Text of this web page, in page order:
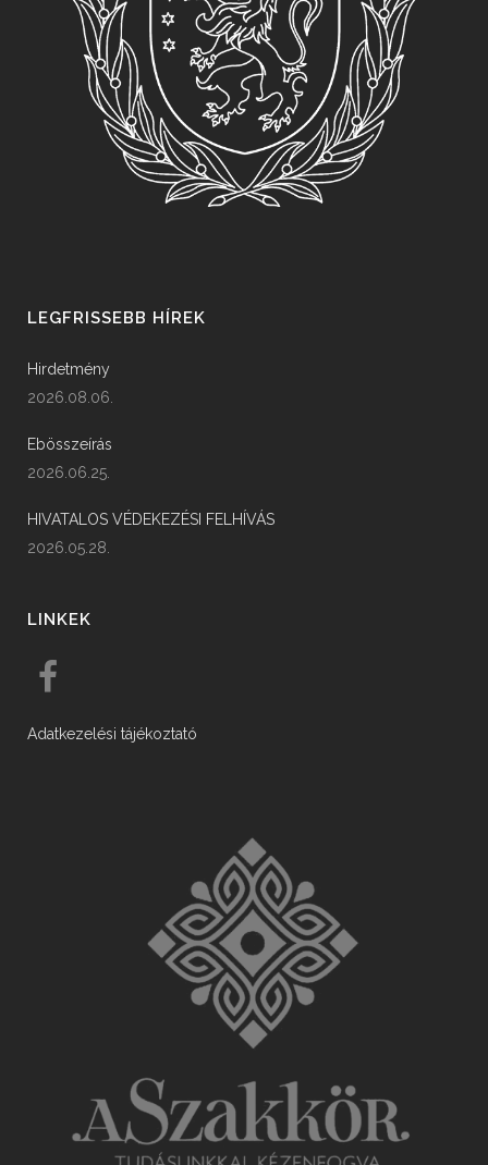
LEGFRISSEBB HÍREK
Hirdetmény
2026.08.06.
Ebösszeírás
2026.06.25.
HIVATALOS VÉDEKEZÉSI FELHÍVÁS
2026.05.28.
LINKEK
Adatkezelési tájékoztató